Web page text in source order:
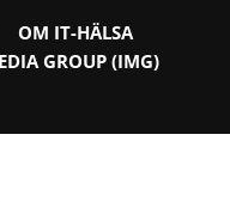
OM IT-HÄLSA
GROUP (IMG)